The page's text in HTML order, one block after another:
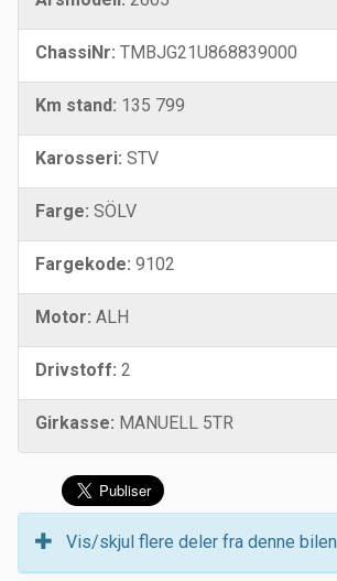
ChassiNr: TMBJG21U868839000
Km stand: 135 799
Karosseri: STV
Farge: SÖLV
Fargekode: 9102
Motor: ALH
Drivstoff: 2
Girkasse: MANUELL 5TR
Vis/skjul flere deler fra denne bilen